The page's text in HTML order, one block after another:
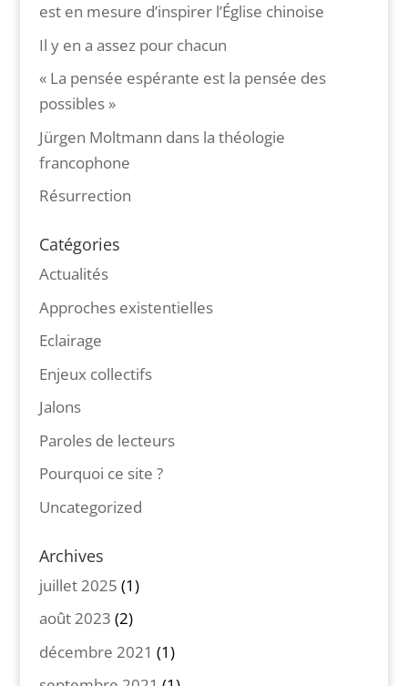
est en mesure d’inspirer l’Église chinoise
Il y en a assez pour chacun
« La pensée espérante est la pensée des
possibles »
Jürgen Moltmann dans la théologie
francophone
Résurrection
Catégories
Actualités
Approches existentielles
Eclairage
Enjeux collectifs
Jalons
Paroles de lecteurs
Pourquoi ce site ?
Uncategorized
Archives
juillet 2025 (1)
août 2023 (2)
décembre 2021 (1)